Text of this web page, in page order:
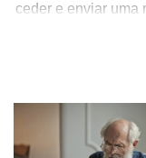
ceder e enviar uma
a vida também,
Deseje uma boa
frase feita. Aqui,
encontrar